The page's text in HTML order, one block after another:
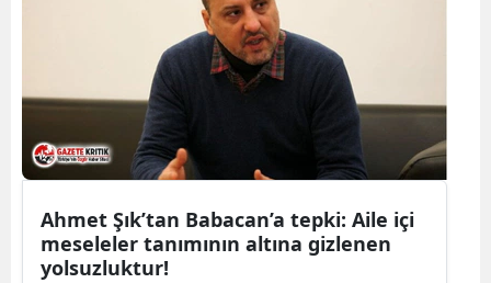
Ahmet Şık’tan Babacan’a tepki: Aile içi
meseleler tanımının altına gizlenen
yolsuzluktur!